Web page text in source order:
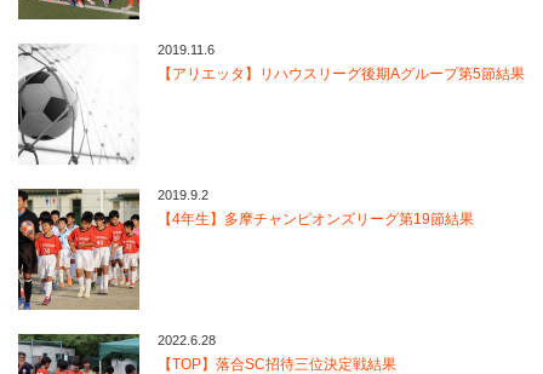
2019.11.6
【アリエッタ】リハウスリーグ後期Aグループ第5節結果
2019.9.2
【4年生】多摩チャンピオンズリーグ第19節結果
2022.6.28
【TOP】落合SC招待三位決定戦結果